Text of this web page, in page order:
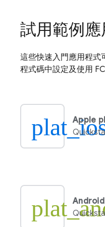
試用範例
這些快速入門應用程式
程式碼中設定及使用
Apple
Android